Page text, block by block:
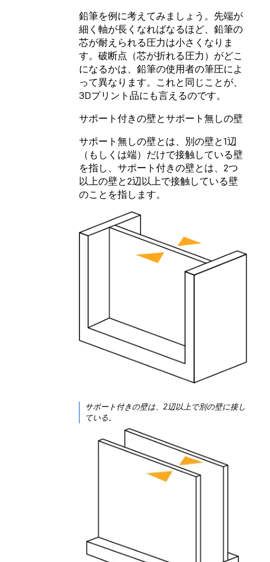
鉛筆を例に考えてみましょう。先端が
細く軸が長くなればなるほど、鉛筆の
芯が耐えられる圧力は小さくなりま
す。破断点（芯が折れる圧力）がどこ
になるかは、鉛筆の使用者の筆圧によ
って異なります。これと同じことが、
3Dプリント品にも言えるのです。
サポート付きの壁とサポート無しの壁
サポート無しの壁とは、別の壁と1辺
（もしくは端）だけで接触している壁
を指し、サポート付きの壁とは、2つ
以上の壁と2辺以上で接触している壁
のことを指します。
サポート付きの壁は、2辺以上で別の壁に接し
ている。